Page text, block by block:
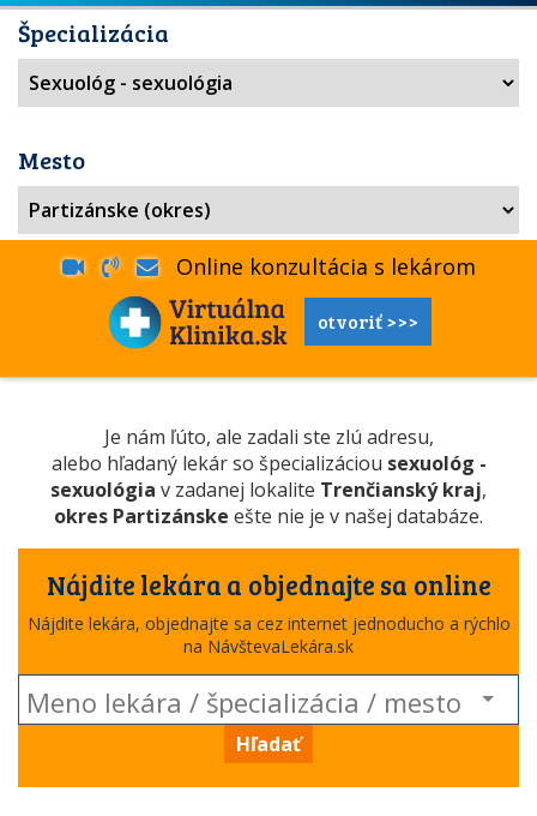
Špecializácia
Mesto
Online konzultácia s lekárom
otvoriť >>>
Je nám ľúto, ale zadali ste zlú adresu,
alebo hľadaný lekár so špecializáciou sexuológ -
sexuológia v zadanej lokalite Trenčianský kraj,
okres Partizánske ešte nie je v našej databáze.
Nájdite lekára a objednajte sa online
Nájdite lekára, objednajte sa cez internet jednoducho a rýchlo
na NávštevaLekára.sk
Hľadať